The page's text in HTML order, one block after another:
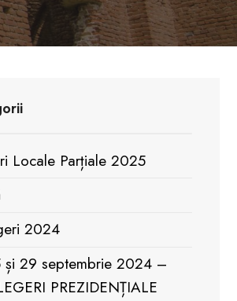
și
Locale Parțiale 2025
2024
și 29 septembrie 2024 –
PREZIDENȚIALE